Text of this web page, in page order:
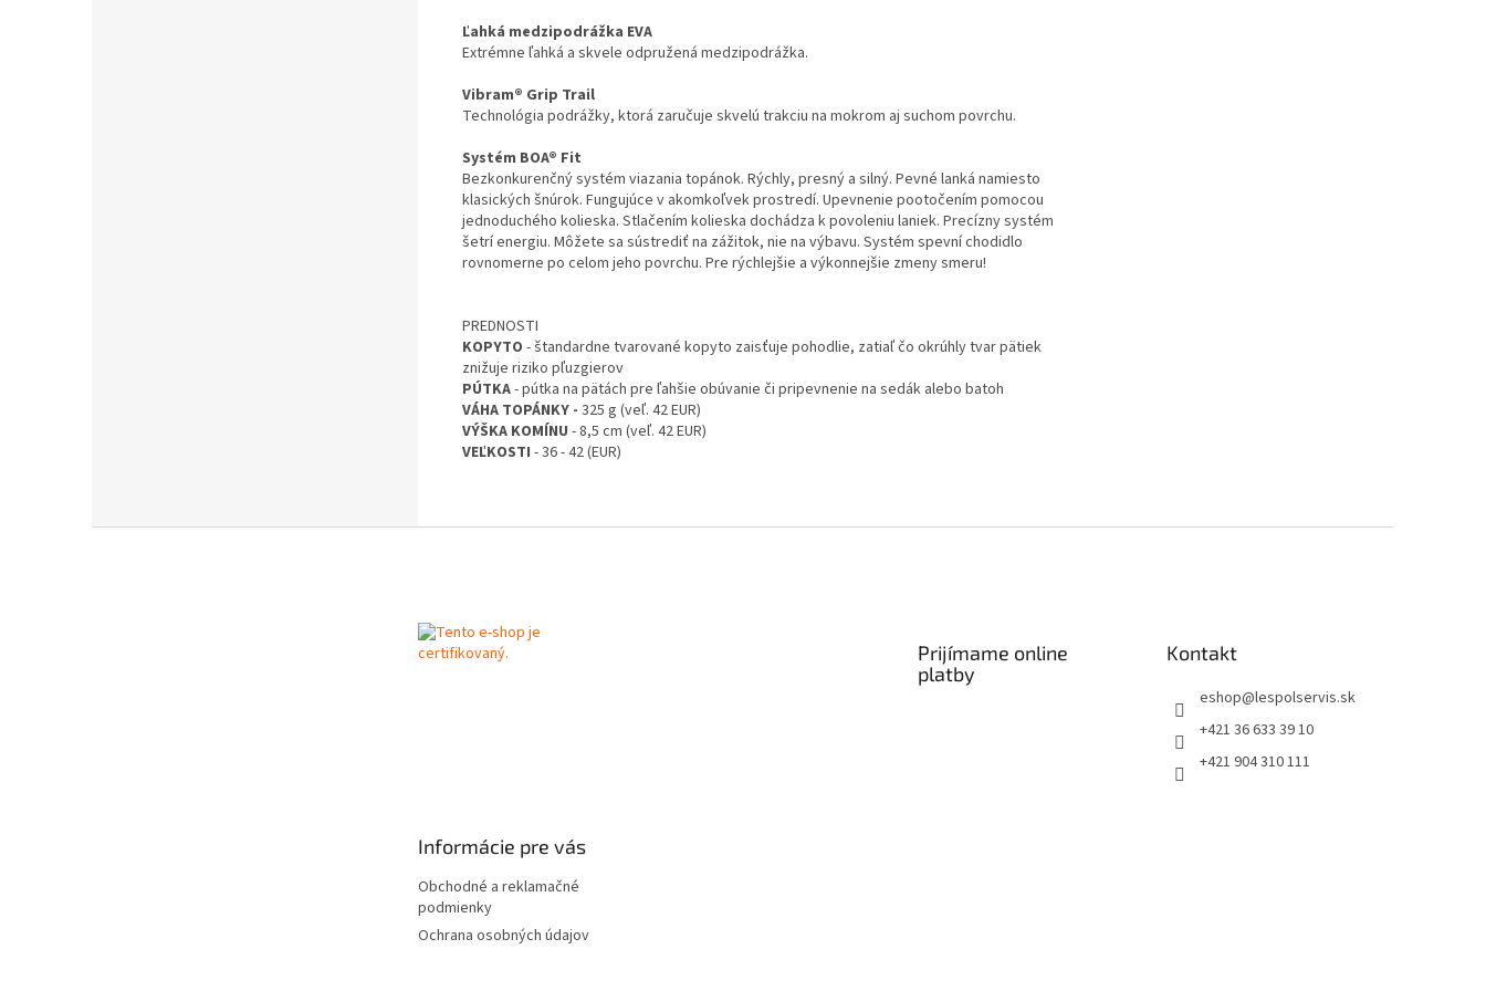
Ľahká medzipodrážka EVA
Extrémne ľahká a skvele odpružená medzipodrážka.
Vibram® Grip Trail
Technológia podrážky, ktorá zaručuje skvelú trakciu na mokrom aj suchom povrchu.
Systém BOA® Fit
Bezkonkurenčný systém viazania topánok. Rýchly, presný a silný. Pevné lanká namiesto
klasických šnúrok. Fungujúce v akomkoľvek prostredí. Upevnenie pootočením pomocou
jednoduchého kolieska. Stlačením kolieska dochádza k povoleniu laniek. Precízny systém
šetrí energiu. Môžete sa sústrediť na zážitok, nie na výbavu. Systém spevní chodidlo
rovnomerne po celom jeho povrchu. Pre rýchlejšie a výkonnejšie zmeny smeru!
PREDNOSTI
KOPYTO - štandardne tvarované kopyto zaisťuje pohodlie, zatiaľ čo okrúhly tvar pätiek
znižuje riziko pľuzgierov
PÚTKA- pútka na pätách pre ľahšie obúvanie či pripevnenie na sedák alebo batoh
VÁHA TOPÁNKY - 325 g (veľ. 42 EUR)
VÝŠKA KOMÍNU - 8,5 cm (veľ. 42 EUR)
VEĽKOSTI - 36 - 42 (EUR)
Prijímame online
platby
Kontakt
eshop@lespolservis.sk
+421 36 633 39 10
+421 904 310 111
Informácie pre vás
Obchodné a reklamačné
podmienky
Ochrana osobných údajov